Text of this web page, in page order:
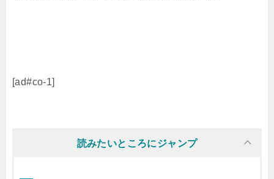
[ad#co-1]
読みたいところにジャンプ